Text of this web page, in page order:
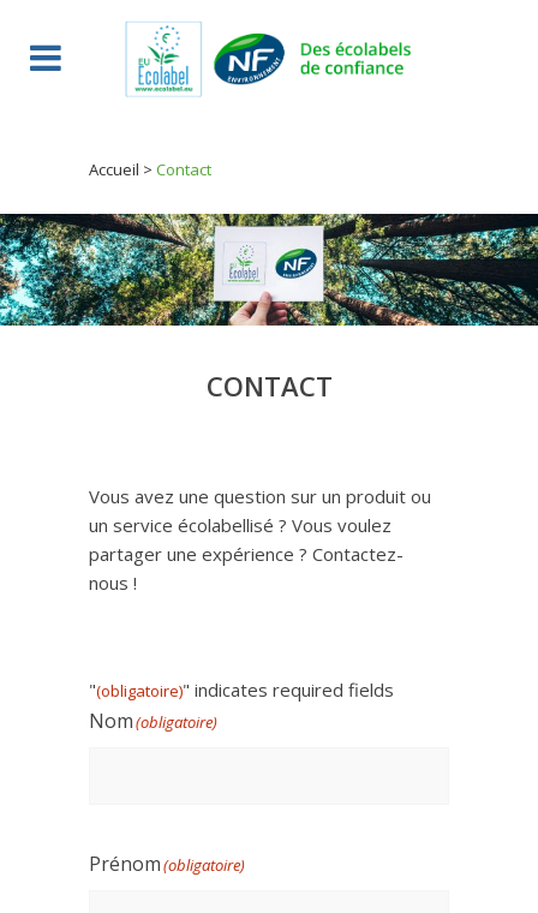
Accueil > Contact
CONTACT
Vous avez une question sur un produit ou
un service écolabellisé ? Vous voulez
partager une expérience ? Contactez-
nous !
"(obligatoire)" indicates required fields
Nom(obligatoire)
Prénom(obligatoire)